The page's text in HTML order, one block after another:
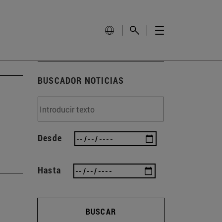
BUSCADOR NOTICIAS
Desde
Hasta
BUSCAR